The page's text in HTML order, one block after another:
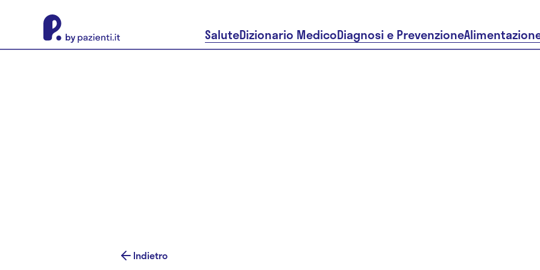
SaluteDizionario MedicoDiagnosi e Prevenzione
Indietro